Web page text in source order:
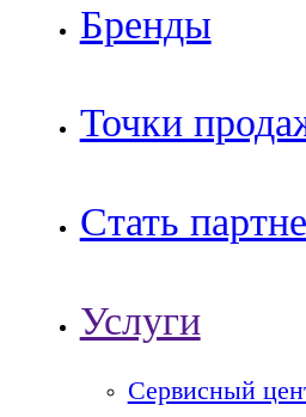
Бренды
Точки
Стать
Услуги
Сервисный